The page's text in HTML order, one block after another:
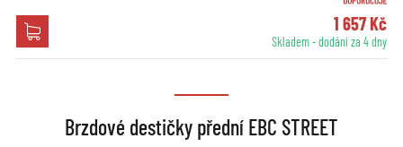
1 657 Kč
Skladem - dodání za 4 dny
Brzdové destičky přední EBC STREET